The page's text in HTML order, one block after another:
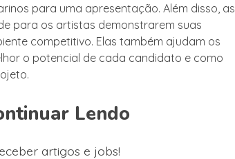
para uma apresentação. Além disso, as
para os artistas demonstrarem suas
competitivo. Elas também ajudam os
o potencial de cada candidato e como
Lendo
artigos e jobs!